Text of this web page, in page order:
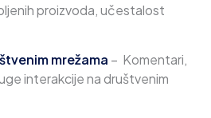
proizvoda, učestalost
mrežama – Komentari,
interakcije na društvenim